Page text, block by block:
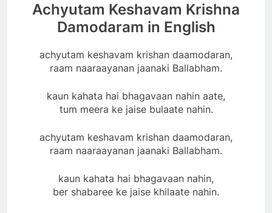
Achyutam Keshavam Krishna
Damodaram in English
achyutam keshavam krishan daamodaran,
raam naaraayanan jaanaki Ballabham.
kaun kahata hai bhagavaan nahin aate,
tum meera ke jaise bulaate nahin.
achyutam keshavam krishan daamodaran,
raam naaraayanan jaanaki Ballabham.
kaun kahata hai bhagavaan nahin,
ber shabaree ke jaise khilaate nahin.